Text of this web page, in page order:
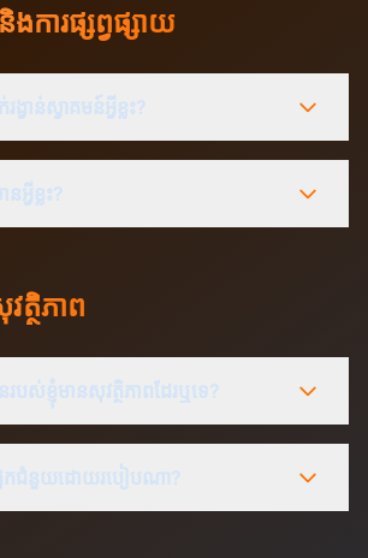
ងការផ្សព្វផ្សាយ
ង្វាន់ស្វាគមន៍អ្វីខ្លះ?
អ្វីខ្លះ?
ថិភាព
របស់ខ្ញុំមានសុវត្ថិភាពដែរឬទេ?
នែកជំនួយដោយរបៀបណា?